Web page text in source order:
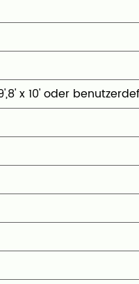
x 10' oder